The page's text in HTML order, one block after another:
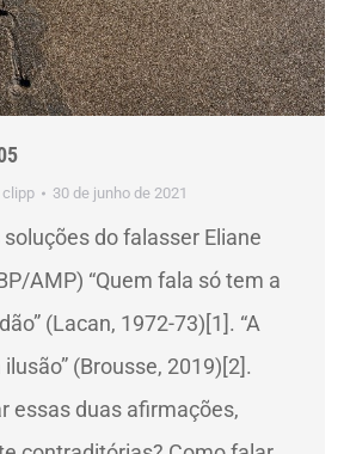
clipp 30 de junho de 2021
do falasser Eliane
AMP) “Quem fala só tem a
(Lacan, 1972-73)[1]. “A
(Brousse, 2019)[2].
essas duas afirmações,